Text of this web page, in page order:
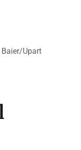
Baier/Upart